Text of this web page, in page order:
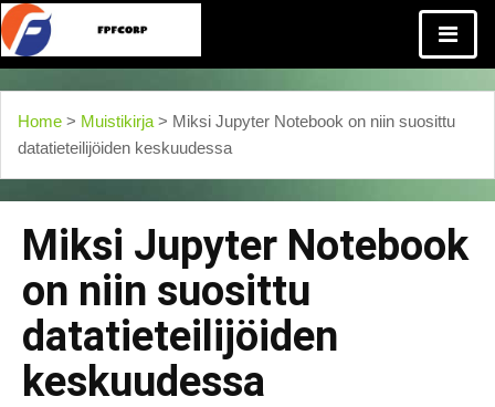
Home > Muistikirja > Miksi Jupyter Notebook on niin suosittu
datatieteilijöiden keskuudessa
Miksi Jupyter Notebook
on niin suosittu
datatieteilijöiden
keskuudessa